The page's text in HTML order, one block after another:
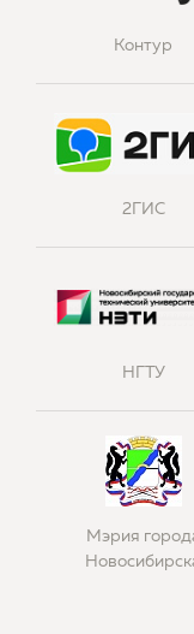
Контур
2ГИС
НГТУ
Мэрия